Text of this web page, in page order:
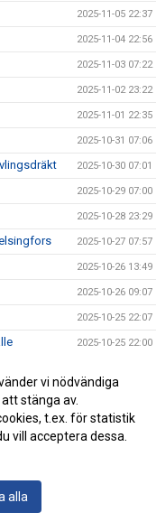
2025-11-05 22:37
2025-11-04 22:56
2025-11-03 07:22
2025-11-02 23:22
2025-11-01 22:35
2025-10-31 07:06
2025-10-30 07:01
2025-10-29 07:00
2025-10-28 23:29
2025-10-27 07:57
2025-10-26 13:49
2025-10-26 09:07
2025-10-25 22:07
2025-10-25 22:00
2025-10-23 08:03
2025-10-22 21:19
2025-10-22 12:42
i
vi nödvändiga
stänga av.
t.ex. för statistik
vill acceptera dessa.
alla